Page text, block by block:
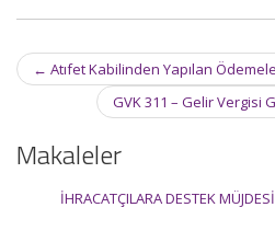
Post
navigation
← Atıfet Kabilinden Yapılan
GVK 311 – Gelir Vergisi
Makaleler
İHRACATÇILARA DESTEK